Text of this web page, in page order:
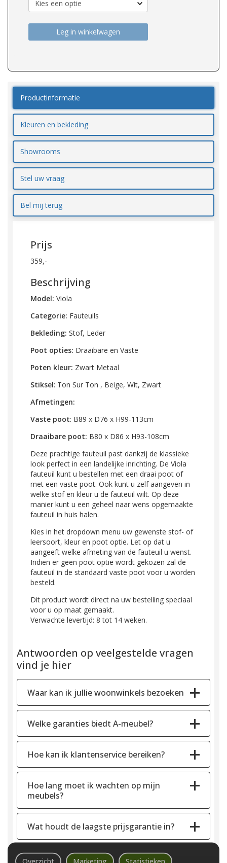
Leg in winkelwagen
Productinformatie
Kleuren en bekleding
Showrooms
Stel uw vraag
Bel mij terug
Prijs
359,-
Beschrijving
Model: Viola
Categorie: Fauteuils
Bekleding: Stof, Leder
Poot opties: Draaibare en Vaste
Poten kleur: Zwart Metaal
Stiksel: Ton Sur Ton , Beige, Wit, Zwart
Afmetingen:
Vaste poot: B89 x D76 x H99-113cm
Draaibare poot: B80 x D86 x H93-108cm
Deze prachtige fauteuil past dankzij de klassieke
look perfect in een landelijke inrichting. De Viola
fauteuil kunt u bestellen met een draai poot of
met een vaste poot. Ook kunt u zelf aangeven in
welke stof en kleur u de fauteuil wilt. Op deze
manier kunt u een geheel naar wens opgemaakte
fauteuil in huis halen.
Kies in het dropdown menu uw gewenste stof- of
leersoort, kleur en poot optie. Let op dat u
aangeeft welke afmeting van de fauteuil u wenst.
Indien er geen poot optie wordt gekozen zal de
fauteuil in de standaard vaste poot voor u worden
besteld.
Dit product wordt direct na uw bestelling speciaal
voor u op maat gemaakt.
Verwachte levertijd: 8 tot 14 weken.
Antwoorden op veelgestelde vragen
vind je hier
Waar kan ik jullie woonwinkels bezoeken
Welke garanties biedt A-meubel?
Hoe kan ik klantenservice bereiken?
Hoe lang moet ik wachten op mijn
meubels?
Wat houdt de laagste prijsgarantie in?
Overzicht Marketing Statistieken